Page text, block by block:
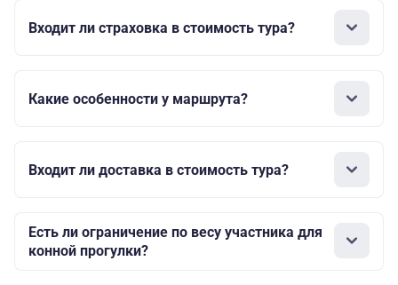
Входит ли страховка в стоимость тура?
Какие особенности у маршрута?
Входит ли доставка в стоимость тура?
Есть ли ограничение по весу участника для
конной прогулки?